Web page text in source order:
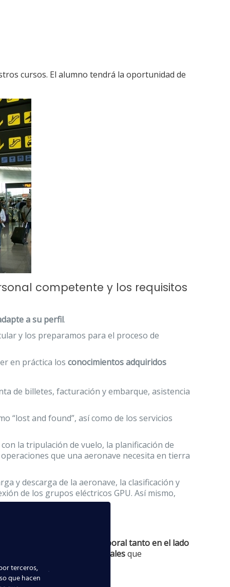
cursos. El alumno tendrá la oportunidad de
competente y los requisitos
a su perfil.
y los preparamos para el proceso de
en práctica losconocimientos adquiridos
de billetes, facturación y embarque, asistencia
“lost and found”, así como de los servicios
la tripulación de vuelo, la planificación de
que una aeronave necesita en tierra
y descarga de la aeronave, la clasificación y
de los grupos eléctricos GPU. Así mismo,
para obtener un puesto laboral tanto en el lado
actividades esencialesque
terceros,
que hacen